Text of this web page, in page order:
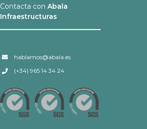
Contacta con Abala
Infraestructuras
hablamos@abala.es
(+34) 965 14 34 24